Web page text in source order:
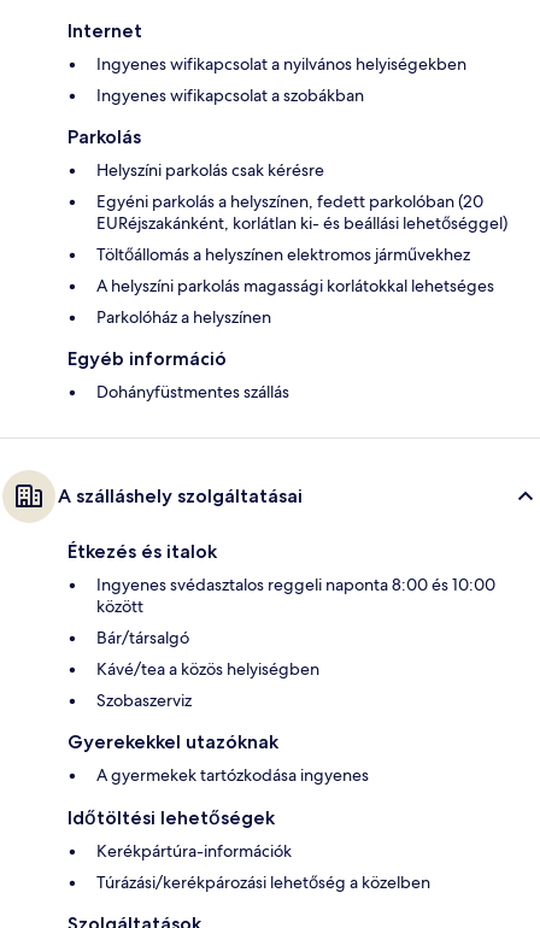
Internet
Ingyenes wifikapcsolat a nyilvános helyiségekben
Ingyenes wifikapcsolat a szobákban
Parkolás
Helyszíni parkolás csak kérésre
Egyéni parkolás a helyszínen, fedett parkolóban (20
EURéjszakánként, korlátlan ki- és beállási lehetőséggel)
Töltőállomás a helyszínen elektromos járművekhez
A helyszíni parkolás magassági korlátokkal lehetséges
Parkolóház a helyszínen
Egyéb információ
Dohányfüstmentes szállás
A szálláshely szolgáltatásai
Étkezés és italok
Ingyenes svédasztalos reggeli naponta 8:00 és 10:00
között
Bár/társalgó
Kávé/tea a közös helyiségben
Szobaszerviz
Gyerekekkel utazóknak
A gyermekek tartózkodása ingyenes
Időtöltési lehetőségek
Kerékpártúra-információk
Túrázási/kerékpározási lehetőség a közelben